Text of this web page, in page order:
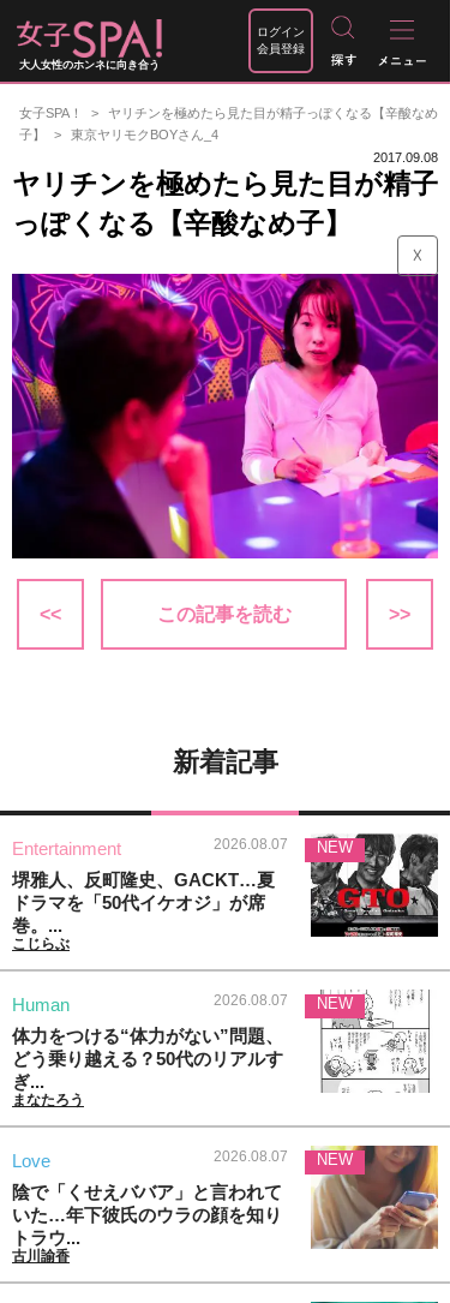
大人女性のホンネに向き合う
ログイン
会員登録
女子SPA！
ヤリチンを極めたら見た目が精子っぽくなる【辛酸なめ
子】
東京ヤリモクBOYさん_4
2017.09.08
ヤリチンを極めたら見た目が精子
っぽくなる【辛酸なめ子】
☓
<< この記事を読む >>
新着記事
Entertainment 2026.08.07
堺雅人、反町隆史、GACKT…夏
ドラマを「50代イケオジ」が席
巻。...
こじらぶ
NEW
Human 2026.08.07
体力をつける“体力がない”問題、
どう乗り越える？50代のリアルす
ぎ...
まなたろう
NEW
Love 2026.08.07
陰で「くせえババア」と言われて
いた…年下彼氏のウラの顔を知り
トラウ...
古川諭香
NEW